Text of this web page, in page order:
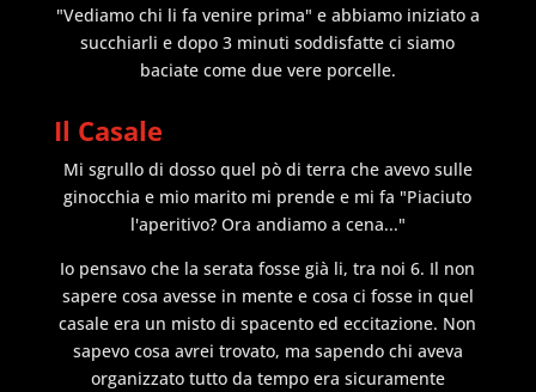
"Vediamo chi li fa venire prima" e abbiamo iniziato a
succhiarli e dopo 3 minuti soddisfatte ci siamo
baciate come due vere porcelle.
Il Casale
Mi sgrullo di dosso quel pò di terra che avevo sulle
ginocchia e mio marito mi prende e mi fa "Piaciuto
l'aperitivo? Ora andiamo a cena..."
Io pensavo che la serata fosse già li, tra noi 6. Il non
sapere cosa avesse in mente e cosa ci fosse in quel
casale era un misto di spacento ed eccitazione. Non
sapevo cosa avrei trovato, ma sapendo chi aveva
organizzato tutto da tempo era sicuramente